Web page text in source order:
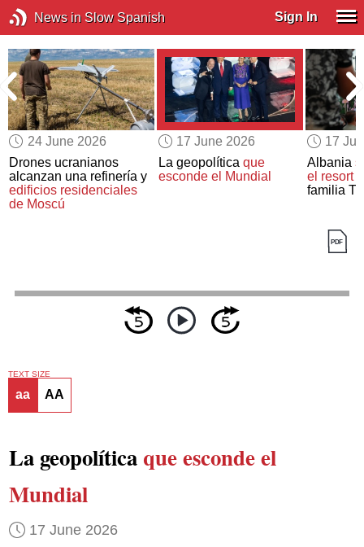
News in Slow Spanish Sign In
24 June 2026
Drones ucranianos
alcanzan una refinería y
edificios residenciales
de Moscú
17 June 2026
La geopolítica que
esconde el Mundial
17
Albania
el resort
familia
TEXT SIZE
aa AA
La geopolítica que esconde el
Mundial
17 June 2026